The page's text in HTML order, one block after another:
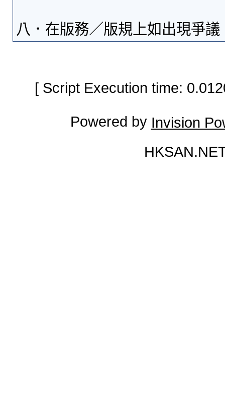
八．在版務／版規上如出現爭
[ Script Execution time:
Powered by Invision